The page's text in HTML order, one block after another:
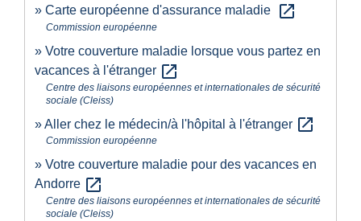
Carte européenne d'assurance maladie open_in_new
Commission européenne
Votre couverture maladie lorsque vous partez en
vacances à l'étranger open_in_new
Centre des liaisons européennes et internationales de sécurité
sociale (Cleiss)
Aller chez le médecin/à l'hôpital à l'étranger open_in_new
Commission européenne
Votre couverture maladie pour des vacances en
Andorre open_in_new
Centre des liaisons européennes et internationales de sécurité
sociale (Cleiss)